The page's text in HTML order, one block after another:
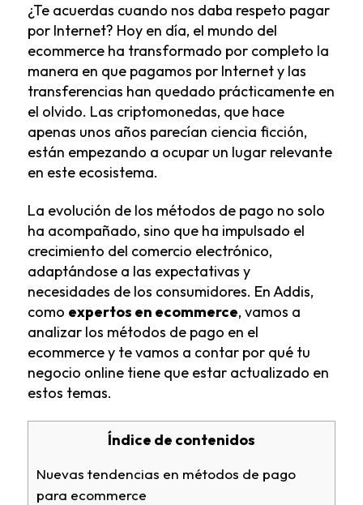
¿Te acuerdas cuando nos daba respeto pagar
por Internet? Hoy en día, el mundo del
ecommerce ha transformado por completo la
manera en que pagamos por Internet y las
transferencias han quedado prácticamente en
el olvido. Las criptomonedas, que hace
apenas unos años parecían ciencia ficción,
están empezando a ocupar un lugar relevante
en este ecosistema.
La evolución de los métodos de pago no solo
ha acompañado, sino que ha impulsado el
crecimiento del comercio electrónico,
adaptándose a las expectativas y
necesidades de los consumidores. En Addis,
como expertos en ecommerce, vamos a
analizar los métodos de pago en el
ecommerce y te vamos a contar por qué tu
negocio online tiene que estar actualizado en
estos temas.
Índice de contenidos
Nuevas tendencias en métodos de pago
para ecommerce